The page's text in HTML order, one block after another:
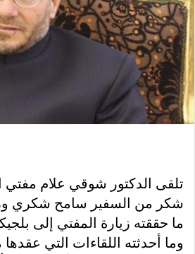
تلقى الدكتور شوقي علام مفتي
شكر من السفير سامح شكري
ما حققته زيارة المفتي إلى
وما أحدثته اللقاءات التي